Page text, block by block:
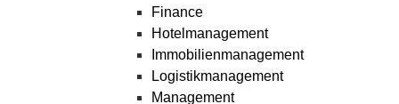
Finance
Hotelmanagement
Immobilienmanagement
Logistikmanagement
Management